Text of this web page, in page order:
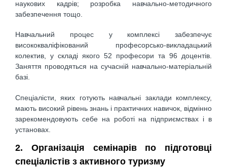
наукових кадрів; розробка навчально-методичного
забезпечення тощо.
Навчальний процес у комплексі забезпечує
висококваліфікований професорсько-викладацький
колектив, у складі якого 52 професори та 96 доцентів.
Заняття проводяться на сучасній навчально-матеріальній
базі.
Спеціалісти, яких готують навчальні заклади комплексу,
мають високий рівень знань і практичних навичок, відмінно
зарекомендовують себе на роботі на підприємствах і в
установах.
2. Організація семінарів по підготовці
спеціалістів з активного туризму